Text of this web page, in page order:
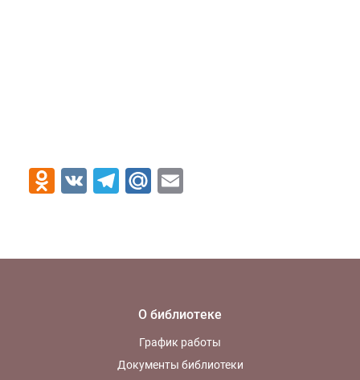
Odnoklassniki
VK Telegram
Mail.Ru
О библиотеке
График работы
Документы библиотеки